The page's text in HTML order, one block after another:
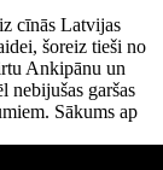
cīnās Latvijas
šoreiz tieši no
Ankipānu un
nebijušas garšas
Sākums ap